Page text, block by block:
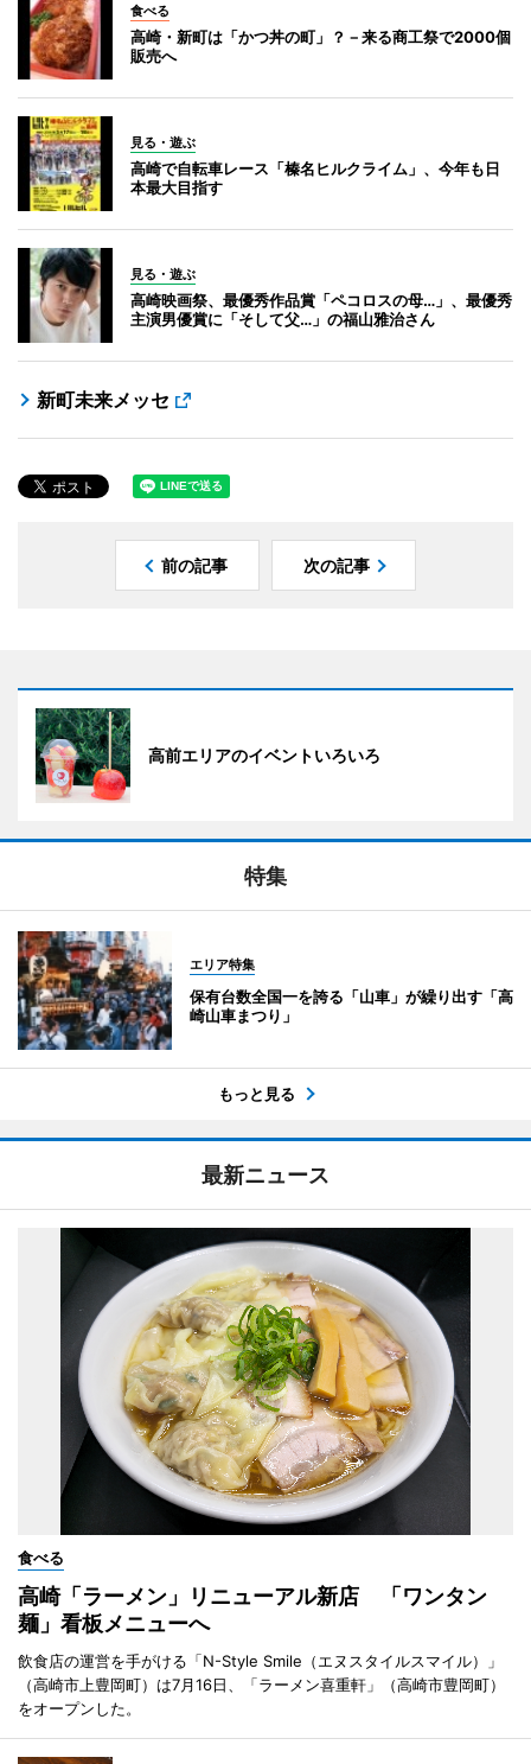
食べる
高崎・新町は「かつ丼の町」？－来る商工祭で2000個
販売へ
見る・遊ぶ
高崎で自転車レース「榛名ヒルクライム」、今年も日
本最大目指す
見る・遊ぶ
高崎映画祭、最優秀作品賞「ペコロスの母…」、最優秀
主演男優賞に「そして父…」の福山雅治さん
新町未来メッセ
前の記事 次の記事
高前エリアのイベントいろいろ
特集
エリア特集
保有台数全国一を誇る「山車」が繰り出す「高
崎山車まつり」
もっと見る
最新ニュース
食べる
高崎「ラーメン」リニューアル新店 「ワンタン
麺」看板メニューへ
飲食店の運営を手がける「N-Style Smile（エヌスタイルスマイル）」
（高崎市上豊岡町）は7月16日、「ラーメン喜重軒」（高崎市豊岡町）
をオープンした。